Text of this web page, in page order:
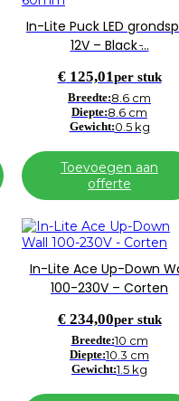
In-Lite Puck LED
12V – Black ̵…
€125,01per stuk
Breedte:8.6 cm
Diepte:8.6 cm
Gewicht:0.5 kg
Toevoegen aan
offerte
In-Lite Ace Up-Down
100-230V – Corten
€234,00per stuk
Breedte:10 cm
Diepte:10.3 cm
Gewicht:1.5 kg